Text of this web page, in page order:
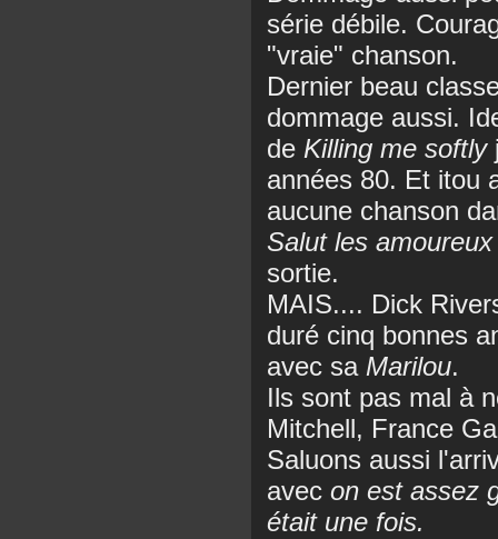
série débile.
"vraie" chanson.
Dernier beau
dommage aussi.
de Killing me softly
années 80. Et itou
aucune chanson
Salut les amoureux
sortie.
MAIS.... Dick
duré cinq bonnes
avec sa Marilou.
Ils sont pas mal à
Mitchell, France
Saluons aussi
avec on est assez
était une fois.